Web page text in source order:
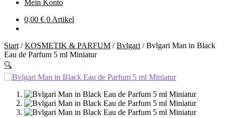
Mein Konto
0,00 € 0 Artikel
Start /KOSMETIK & PARFUM /Bvlgari /Bvlgari Man in Black
Eau de Parfum 5 ml Miniatur
🔍